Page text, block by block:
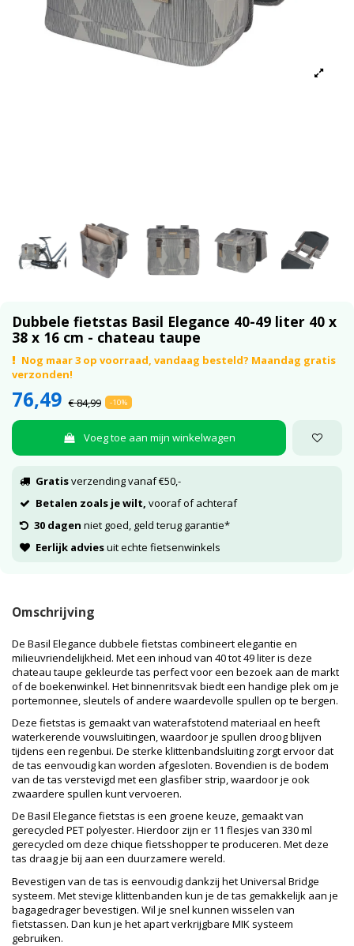
Dubbele fietstas Basil Elegance 40-49 liter 40 x
38 x 16 cm - chateau taupe
Nog maar 3 op voorraad, vandaag besteld? Maandag gratis
verzonden!
76,49 € 84,99 -10%
Voeg toe aan mijn winkelwagen
Gratisverzending vanaf €50,-
Betalen zoals je wilt, vooraf of achteraf
30 dagen niet goed, geld terug garantie*
Eerlijk adviesuit echte fietsenwinkels
Omschrijving
De Basil Elegance dubbele fietstas combineert elegantie en
milieuvriendelijkheid. Met een inhoud van 40 tot 49 liter is deze
chateau taupe gekleurde tas perfect voor een bezoek aan de markt
of de boekenwinkel. Het binnenritsvak biedt een handige plek om je
portemonnee, sleutels of andere waardevolle spullen op te bergen.
Deze fietstas is gemaakt van waterafstotend materiaal en heeft
waterkerende vouwsluitingen, waardoor je spullen droog blijven
tijdens een regenbui. De sterke klittenbandsluiting zorgt ervoor dat
de tas eenvoudig kan worden afgesloten. Bovendien is de bodem
van de tas verstevigd met een glasfiber strip, waardoor je ook
zwaardere spullen kunt vervoeren.
De Basil Elegance fietstas is een groene keuze, gemaakt van
gerecycled PET polyester. Hierdoor zijn er 11 flesjes van 330 ml
gerecycled om deze chique fietsshopper te produceren. Met deze
tas draag je bij aan een duurzamere wereld.
Bevestigen van de tas is eenvoudig dankzij het Universal Bridge
systeem. Met stevige klittenbanden kun je de tas gemakkelijk aan je
bagagedrager bevestigen. Wil je snel kunnen wisselen van
fietstassen. Dan kun je het apart verkrijgbare MIK systeem
gebruiken.